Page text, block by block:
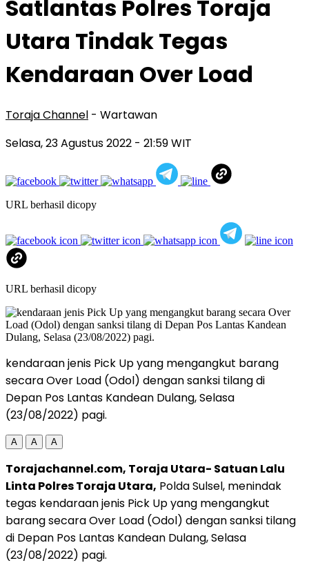
Satlantas Polres Toraja
Utara Tindak Tegas
Kendaraan Over Load
Toraja Channel - Wartawan
Selasa, 23 Agustus 2022 - 21:59 WIT
URL berhasil dicopy
URL berhasil dicopy
kendaraan jenis Pick Up yang mengangkut barang
secara Over Load (Odol) dengan sanksi tilang di
Depan Pos Lantas Kandean Dulang, Selasa
(23/08/2022) pagi.
A A A
Torajachannel.com, Toraja Utara- Satuan Lalu
Linta Polres Toraja Utara, Polda Sulsel, menindak
tegas kendaraan jenis Pick Up yang mengangkut
barang secara Over Load (Odol) dengan sanksi tilang
di Depan Pos Lantas Kandean Dulang, Selasa
(23/08/2022) pagi.